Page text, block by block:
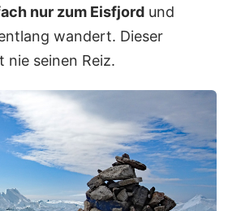
nur zum Eisfjord und
wandert. Dieser
nie seinen Reiz.